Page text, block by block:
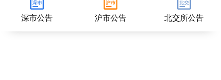
深市公告 沪市公告 北交所公告